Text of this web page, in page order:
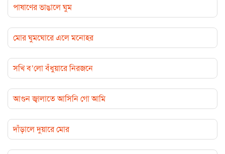
পাষাণের ভাঙালে ঘুম
মোর ঘুমঘোরে এলে মনোহর
সখি ব’লো বঁধুয়ারে নিরজনে
আগুন জ্বালাতে আসিনি গো আমি
দাঁড়ালে দুয়ারে মোর